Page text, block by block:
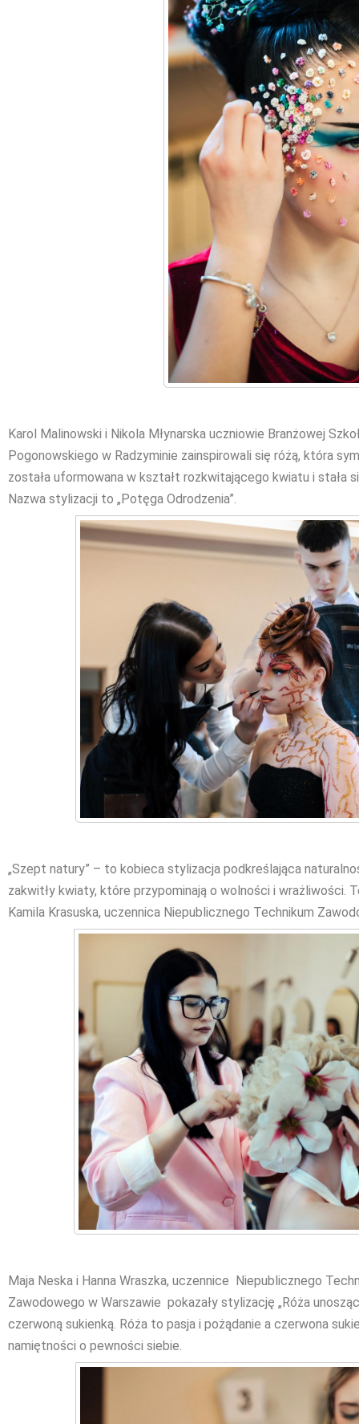
Karol Malinowski i Nikola Młynarska uczniowie Branżowej
Pogonowskiego w Radzyminie zainspirowali się różą, która
została uformowana w kształt rozkwitającego kwiatu i stała
Nazwa stylizacji to „Potęga Odrodzenia”.
„Szept natury” – to kobieca stylizacja podkreślająca
zakwitły kwiaty, które przypominają o wolności i wrażliwości.
Kamila Krasuska, uczennica Niepublicznego Technikum
Maja Neska i Hanna Wraszka, uczennice Niepublicznego
Zawodowego w Warszawie pokazały stylizację „Róża
czerwoną sukienką. Róża to pasja i pożądanie a czerwona
namiętności o pewności siebie.